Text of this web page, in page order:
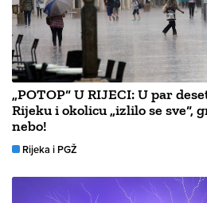
„POTOP“ U RIJECI: U par
Rijeku i okolicu „izlilo se sve“,
nebo!
Rijeka i PGŽ